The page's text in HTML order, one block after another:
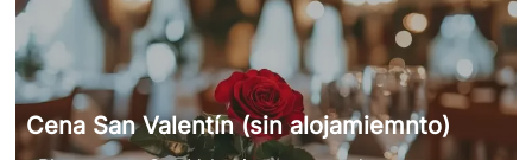
Cena San Valentín (sin alojamiemnto)